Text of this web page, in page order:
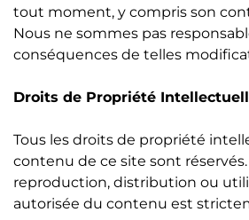
tout moment, y compris son
Nous ne sommes pas
conséquences de telles
Droits de Propriété
Tous les droits de propriété
contenu de ce site sont
reproduction, distribution ou
autorisée du contenu est